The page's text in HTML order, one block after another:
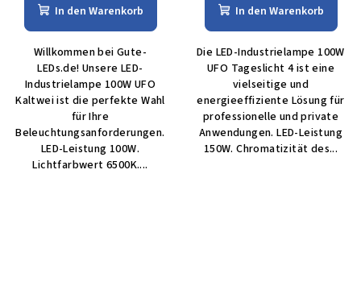
In den Warenkorb
Willkommen bei Gute-
LEDs.de! Unsere LED-
Industrielampe 100W UFO
Kaltwei ist die perfekte Wahl
für Ihre
Beleuchtungsanforderungen.
LED-Leistung 100W.
Lichtfarbwert 6500K....
In den Warenkorb
Die LED-Industrielampe 100W
UFO Tageslicht 4 ist eine
vielseitige und
energieeffiziente Lösung für
professionelle und private
Anwendungen. LED-Leistung
150W. Chromatizität des...